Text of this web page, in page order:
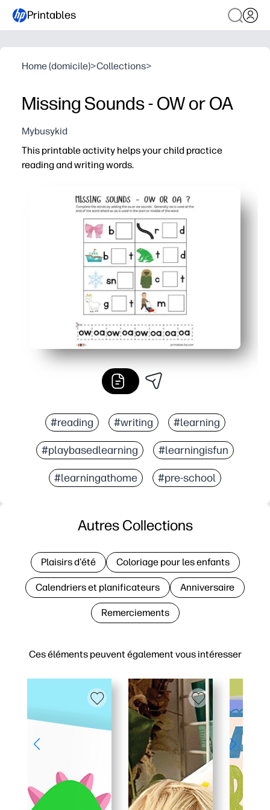
Printables
Home (domicile)>Collections>
Missing Sounds - OW or OA
Mybusykid
This printable activity helps your child practice
reading and writing words.
#reading #writing #learning
#playbasedlearning #learningisfun
#learningathome #pre-school
Ces éléments peuvent également vous intéresser
Autres Collections
Plaisirs d'été Coloriage pour les enfants
Calendriers et planificateurs Anniversaire
Remerciements